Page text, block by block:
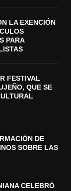
LA EXENCIÓN
PARA
FESTIVAL
QUE SE
DE
SOBRE LAS
CELEBRÓ